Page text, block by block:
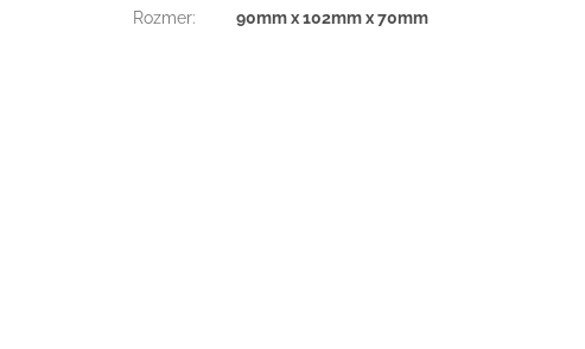
Rozmer: 90mm x 102mm x 70mm